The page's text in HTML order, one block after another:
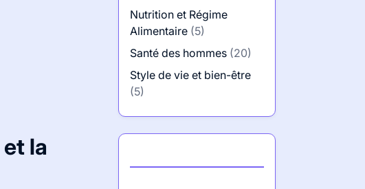
la
Nutrition et Régime
Alimentaire (5)
Santé des hommes (20)
Style de vie et bien-être
(5)